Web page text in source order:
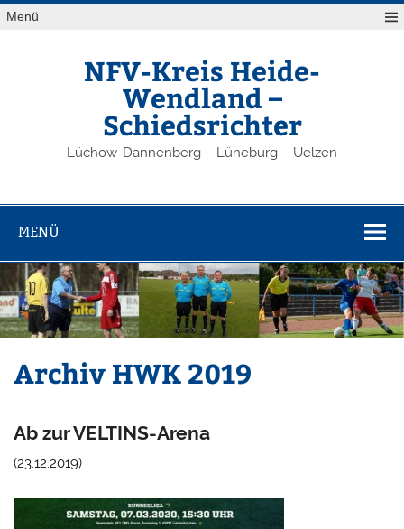
Zum
Inhalt
Menü
NFV-Kreis Heide-
Wendland –
Schiedsrichter
Lüchow-Dannenberg – Lüneburg – Uelzen
MENÜ
Archiv HWK 2019
Ab zur VELTINS-Arena
(23.12.2019)